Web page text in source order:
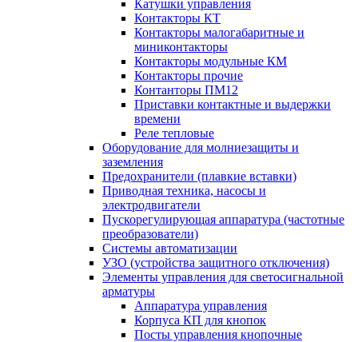
Катушки управления
Контакторы КТ
Контакторы малогабаритные и
миниконтакторы
Контакторы модульные КМ
Контакторы прочие
Контанторы ПМ12
Приставки контактные и выдержки
времени
Реле тепловые
Оборудование для молниезащиты и
заземления
Предохранители (плавкие вставки)
Приводная техника, насосы и
электродвигатели
Пускорегулирующая аппаратура (частотные
преобразователи)
Системы автоматизации
УЗО (устройства защитного отключения)
Элементы управления для светосигнальной
арматуры
Аппаратура управления
Корпуса КП для кнопок
Посты управления кнопочные